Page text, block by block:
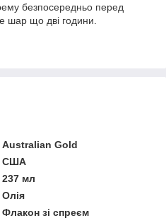
безпосередньо перед
шар що дві години.
Australian Gold
США
237 мл
Олія
Флакон зі спреєм